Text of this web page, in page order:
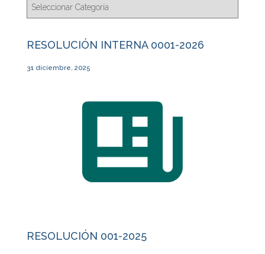
RESOLUCIÓN INTERNA 0001-2026
31 diciembre, 2025
RESOLUCIÓN 001-2025